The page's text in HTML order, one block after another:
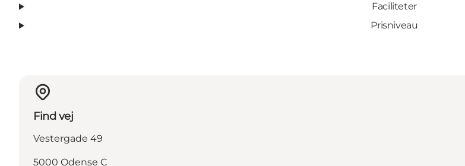
Faciliteter
Prisniveau
Find vej
Vestergade 49
5000 Odense C